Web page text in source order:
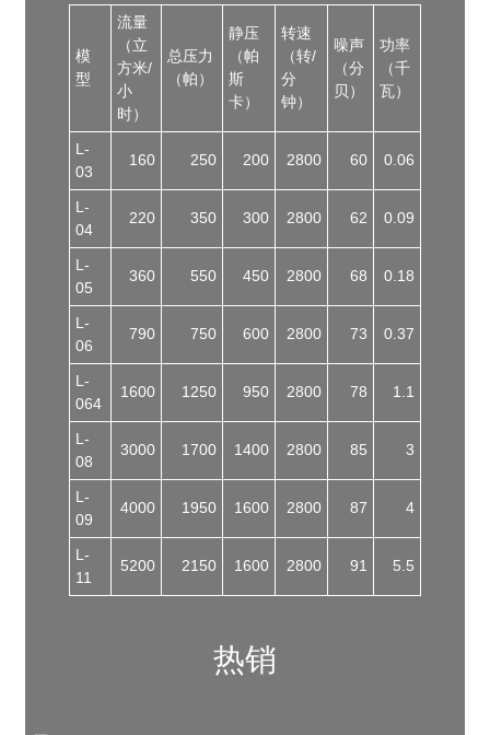
模
型
流量
（立
方米/
小
时）
总压力
（帕）
静压
（帕
斯
卡）
转速
（转/
分
钟）
噪声
（分
贝）
功率
（千
瓦）
L-
03
160 250 200 2800 60 0.06
L-
04
220 350 300 2800 62 0.09
L-
05
360 550 450 2800 68 0.18
L-
06
790 750 600 2800 73 0.37
L-
064
1600 1250 950 2800 78 1.1
L-
08
3000 1700 1400 2800 85 3
L-
09
4000 1950 1600 2800 87 4
L-
11
5200 2150 1600 2800 91 5.5
热销